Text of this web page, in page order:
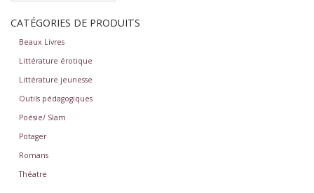
CATÉGORIES DE PRODUITS
Beaux Livres
Littérature érotique
Littérature jeunesse
Outils pédagogiques
Poésie/ Slam
Potager
Romans
Théatre